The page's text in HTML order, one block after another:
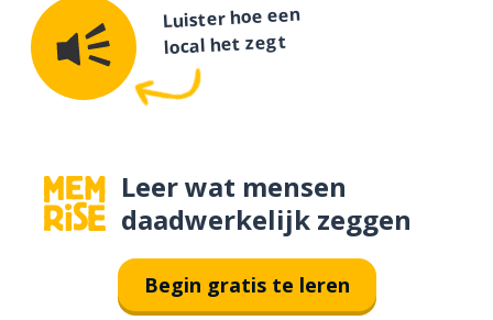
Luister hoe een
local het zegt
Leer wat mensen
daadwerkelijk zeggen
Begin gratis te leren